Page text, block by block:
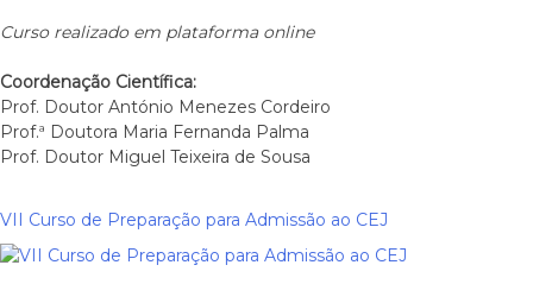
Curso realizado em plataforma online
Coordenação Científica:
Prof. Doutor António Menezes Cordeiro
Prof.ª Doutora Maria Fernanda Palma
Prof. Doutor Miguel Teixeira de Sousa
VII Curso de Preparação para Admissão ao CEJ